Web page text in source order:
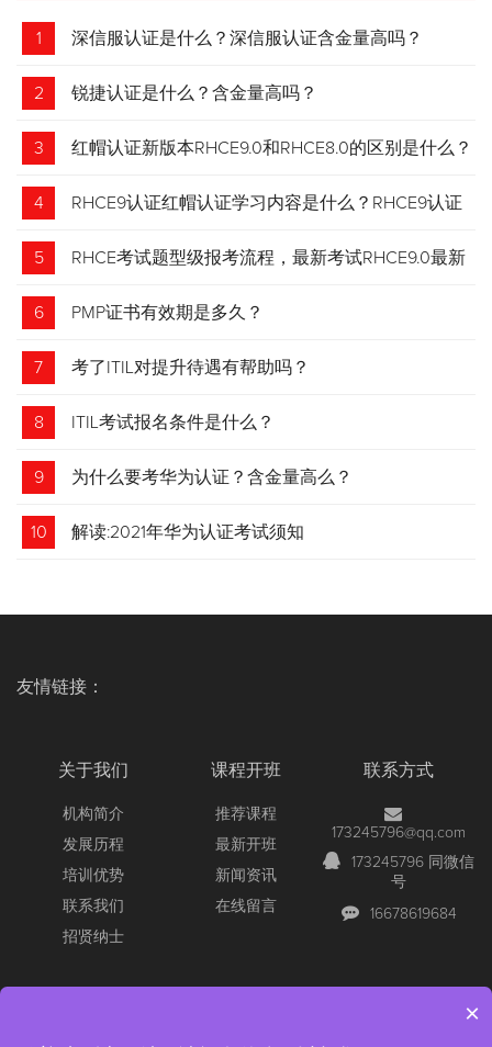
1 深信服认证是什么？深信服认证含金量高吗？
2 锐捷认证是什么？含金量高吗？
3 红帽认证新版本RHCE9.0和RHCE8.0的区别是什么？
4 RHCE9认证红帽认证学习内容是什么？RHCE9认证
介绍
5 RHCE考试题型级报考流程，最新考试RHCE9.0最新
考试 变化请悉知
6 PMP证书有效期是多久？
7 考了ITIL对提升待遇有帮助吗？
8 ITIL考试报名条件是什么？
9 为什么要考华为认证？含金量高么？
10 解读:2021年华为认证考试须知
友情链接：
关于我们
机构简介
发展历程
培训优势
联系我们
招贤纳士
课程开班
推荐课程
最新开班
新闻资讯
在线留言
联系方式
173245796@qq.com
173245796 同微信
号
16678619684
×